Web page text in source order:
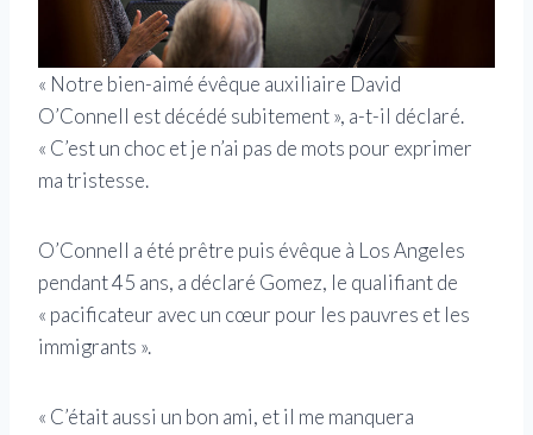
« Notre bien-aimé évêque auxiliaire David
O’Connell est décédé subitement », a-t-il déclaré.
« C’est un choc et je n’ai pas de mots pour exprimer
ma tristesse.
O’Connell a été prêtre puis évêque à Los Angeles
pendant 45 ans, a déclaré Gomez, le qualifiant de
« pacificateur avec un cœur pour les pauvres et les
immigrants ».
« C’était aussi un bon ami, et il me manquera